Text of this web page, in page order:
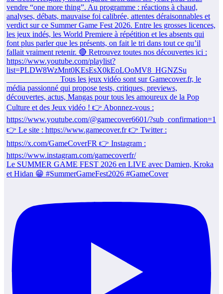
Le SUMMER GAME FEST 2026 en LIVE avec Damien, Kroka
et Hidan 😁 #SummerGameFest2026 #GameCover